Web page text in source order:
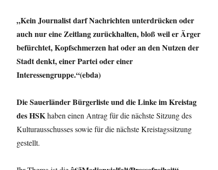
„Kein Journalist darf Nachrichten unterdrücken oder
auch nur eine Zeitlang zurückhalten, bloß weil er Ärger
befürchtet, Kopfschmerzen hat oder an den Nutzen der
Stadt denkt, einer Partei oder einer
Interessengruppe.“(ebda)
Die Sauerländer Bürgerliste und die Linke im Kreistag
des HSKhaben einen Antrag für die nächste Sitzung des
Kulturausschusses sowie für die nächste Kreistagssitzung
gestellt.